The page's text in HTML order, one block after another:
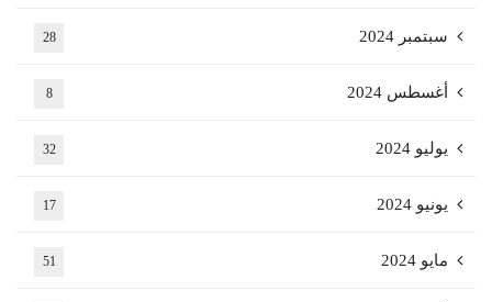
سبتمبر 2024 28
أغسطس 2024 8
يوليو 2024 32
يونيو 2024 17
مايو 2024 51